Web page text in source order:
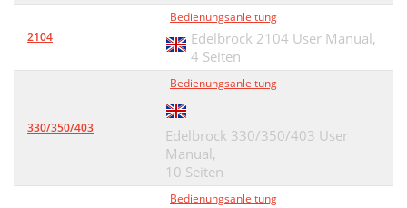
2104
Bedienungsanleitung
Edelbrock 2104 User Manual,
4 Seiten
330/350/403
Bedienungsanleitung
Edelbrock 330/350/403 User
Manual,
10 Seiten
Bedienungsanleitung